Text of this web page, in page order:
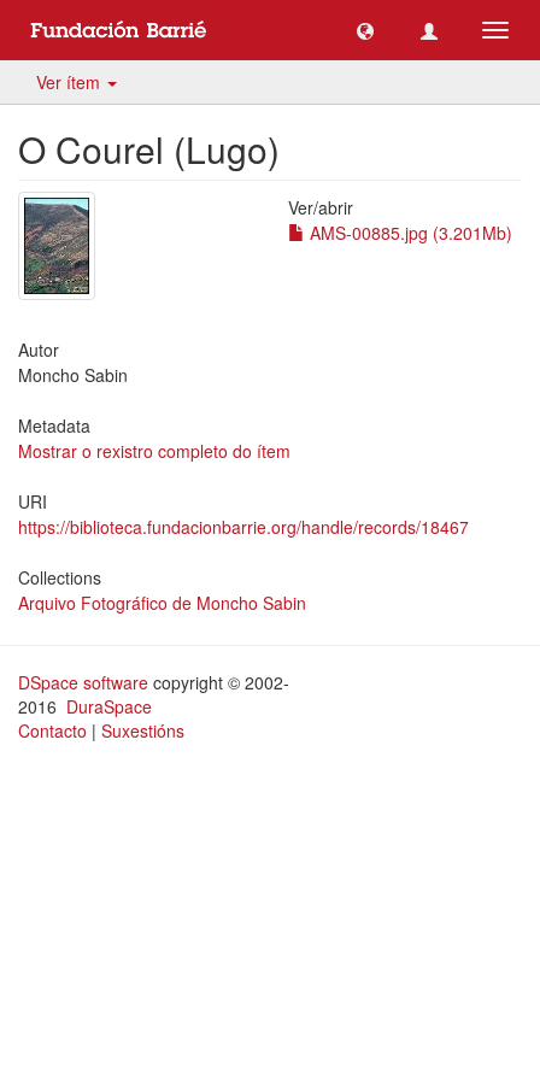
Ver ítem
O Courel (Lugo)
Ver/abrir
AMS-00885.jpg (3.201Mb)
Autor
Moncho Sabin
Metadata
Mostrar o rexistro completo do ítem
URI
https://biblioteca.fundacionbarrie.org/handle/records/18467
Collections
Arquivo Fotográfico de Moncho Sabin
DSpace software copyright © 2002-
2016 DuraSpace
Contacto | Suxestións